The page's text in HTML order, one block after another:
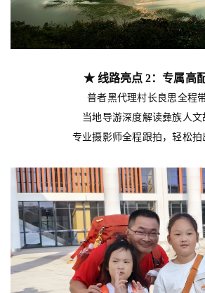
★ 线路亮点2：专属高
普者黑代理村长良思全程带
当地导游深度解读彝族人文
专业摄影师全程跟拍，轻松拍